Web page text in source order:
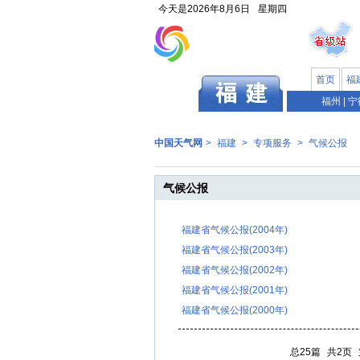
今天是2026年8月6日 星期四
首页 福
福州
宁
中国天气网 > 福建 > 专项服务 > 气候公报
气候公报
福建省气候公报(2004年)
福建省气候公报(2003年)
福建省气候公报(2002年)
福建省气候公报(2001年)
福建省气候公报(2000年)
总25篇 共2页